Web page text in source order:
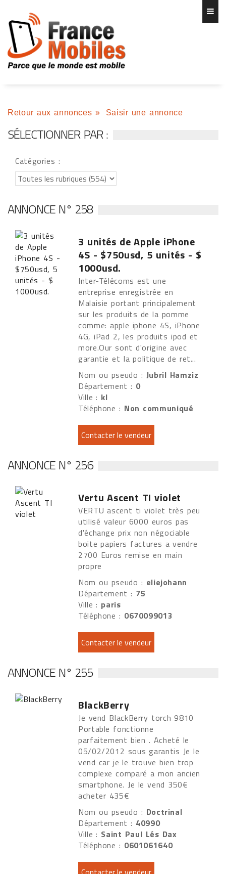
Retour aux annonces » Saisir une annonce
SÉLECTIONNER PAR :
Catégories :
ANNONCE N° 258
3 unités de Apple iPhone
4S - $750usd, 5 unités - $
1000usd.
Inter-Télécoms est une
entreprise enregistrée en
Malaisie portant principalement
sur ​​les produits de la pomme
comme: apple iphone 4S, iPhone
4G, iPad 2, les produits ipod et
more.Our sont d'origine avec
garantie et la politique de ret...
Nom ou pseudo : Jubril Hamziz
Département : 0
Ville : kl
Téléphone : Non communiqué
ANNONCE N° 256
Vertu Ascent TI violet
VERTU ascent ti violet très peu
utilisé valeur 6000 euros pas
d'échange prix non négociable
boite papiers factures a vendre
2700 Euros remise en main
propre
Nom ou pseudo : eliejohann
Département : 75
Ville : paris
Téléphone : 0670099013
ANNONCE N° 255
BlackBerry
Je vend BlackBerry torch 9810
Portable fonctionne
parfaitement bien . Acheté le
05/02/2012 sous garantis Je le
vend car je le trouve bien trop
complexe comparé a mon ancien
smartphone. Je le vend 350€
acheter 435€
Nom ou pseudo : Doctrinal
Département : 40990
Ville : Saint Paul Lés Dax
Téléphone : 0601061640